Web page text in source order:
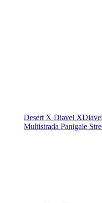
Desert X Diavel XDiavel
Multistrada Panigale